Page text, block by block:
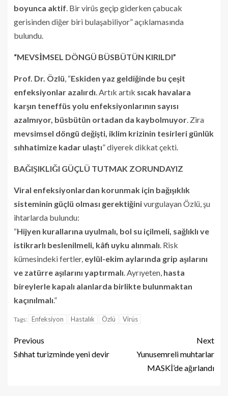
boyunca aktif. Bir virüs geçip giderken çabucak
gerisinden diğer biri bulaşabiliyor” açıklamasında
bulundu.
“MEVSİMSEL DÖNGÜ BÜSBÜTÜN KIRILDI”
Prof. Dr. Özlü, “Eskiden yaz geldiğinde bu çeşit
enfeksiyonlar azalırdı. Artık artık sıcak havalara
karşın teneffüs yolu enfeksiyonlarının sayısı
azalmıyor, büsbütün ortadan da kaybolmuyor. Zira
mevsimsel döngü değişti, iklim krizinin tesirleri günlük
sıhhatimize kadar ulaştı” diyerek dikkat çekti.
BAĞIŞIKLIĞI GÜÇLÜ TUTMAK ZORUNDAYIZ
Viral enfeksiyonlardan korunmak için bağışıklık
sisteminin güçlü olması gerektiğinivurgulayan Özlü, şu
ihtarlarda bulundu:
“Hijyen kurallarına uyulmalı, bol su içilmeli, sağlıklı ve
istikrarlı beslenilmeli, kâfi uyku alınmalı. Risk
kümesindeki fertler, eylül-ekim aylarında grip aşılarını
ve zatürre aşılarını yaptırmalı. Ayrıyeten, hasta
bireylerle kapalı alanlarda birlikte bulunmaktan
kaçınılmalı.”
Tags: Enfeksiyon Hastalık Özlü Virüs
Previous
Sıhhat turizminde yeni devir
Next
Yunusemreli muhtarlar
MASKİ’de ağırlandı